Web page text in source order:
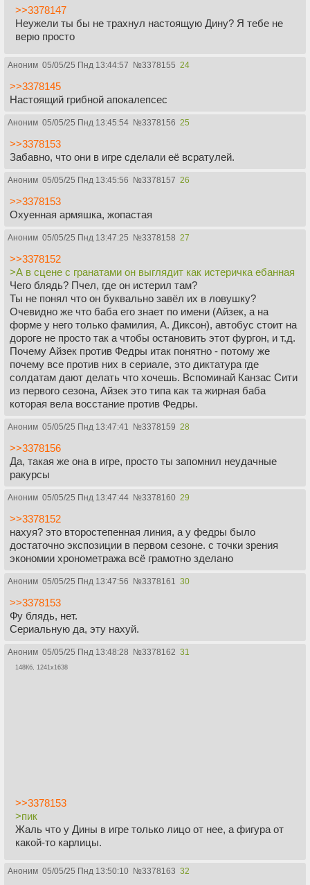
>>3378147
Неужели ты бы не трахнул настоящую Дину? Я тебе не
верю просто
Аноним 05/05/25 Пнд 13:44:57 №3378155 24
>>3378145
Настоящий грибной апокалепсес
Аноним 05/05/25 Пнд 13:45:54 №3378156 25
>>3378153
Забавно, что они в игре сделали её всратулей.
Аноним 05/05/25 Пнд 13:45:56 №3378157 26
>>3378153
Охуенная армяшка, жопастая
Аноним 05/05/25 Пнд 13:47:25 №3378158 27
>>3378152
>А в сцене с гранатами он выглядит как истеричка ебанная
Чего блядь? Пчел, где он истерил там?
Ты не понял что он буквально завёл их в ловушку?
Очевидно же что баба его знает по имени (Айзек, а на
форме у него только фамилия, А. Диксон), автобус стоит на
дороге не просто так а чтобы остановить этот фургон, и т.д.
Почему Айзек против Федры итак понятно - потому же
почему все против них в сериале, это диктатура где
солдатам дают делать что хочешь. Вспоминай Канзас Сити
из первого сезона, Айзек это типа как та жирная баба
которая вела восстание против Федры.
Аноним 05/05/25 Пнд 13:47:41 №3378159 28
>>3378156
Да, такая же она в игре, просто ты запомнил неудачные
ракурсы
Аноним 05/05/25 Пнд 13:47:44 №3378160 29
>>3378152
нахуя? это второстепенная линия, а у федры было
достаточно экспозиции в первом сезоне. с точки зрения
экономии хронометража всё грамотно зделано
Аноним 05/05/25 Пнд 13:47:56 №3378161 30
>>3378153
Фу блядь, нет.
Сериальную да, эту нахуй.
Аноним 05/05/25 Пнд 13:48:28 №3378162 31
148Кб, 1241x1638
>>3378153
>пик
Жаль что у Дины в игре только лицо от нее, а фигура от
какой-то карлицы.
Аноним 05/05/25 Пнд 13:50:10 №3378163 32